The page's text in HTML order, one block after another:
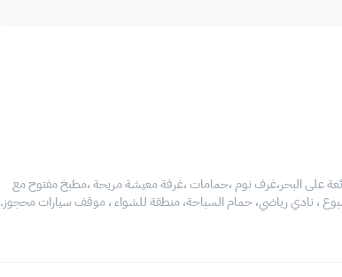
على البحر،غرف نوم ،حمامات ،غرفة معيشة مريحة ،مطبخ مفتوح مع
، نادي رياضي، حمام السباحة، منطقة للشواء ، موقف سيارات محجوز.